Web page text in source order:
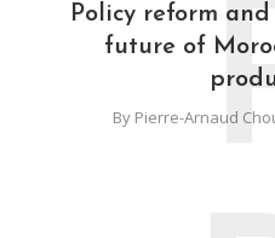
Policy reform
future of
By Pierre-Arnaud